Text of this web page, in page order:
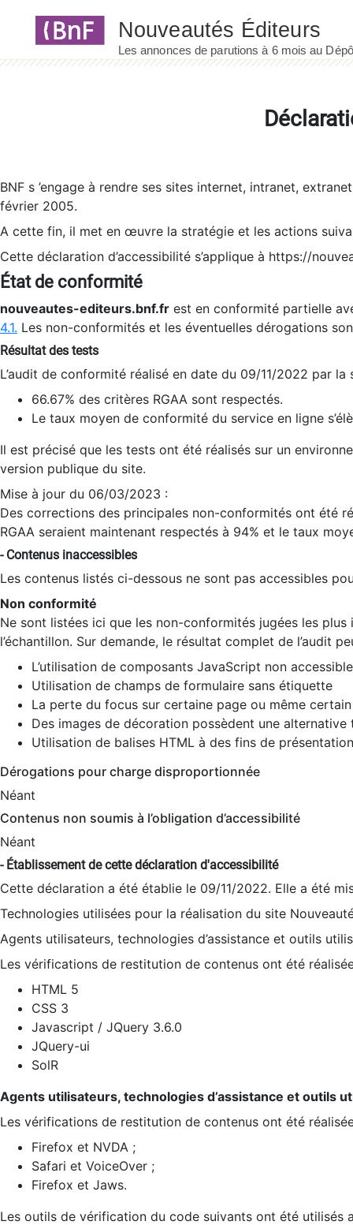
BNF s ’engage à rendre ses sites internet, intranet,
février 2005.
A cette fin, il met en œuvre la stratégie et les actions
Cette déclaration d’accessibilité s’applique à https://
État de conformité
nouveautes-editeurs.bnf.fr est en conformité partielle
4.1. Les non-conformités et les éventuelles dérogations
Résultat des tests
L’audit de conformité réalisé en date du 09/11/2022 par
66.67% des critères RGAA sont respectés.
Le taux moyen de conformité du service en ligne
Il est précisé que les tests ont été réalisés sur un
version publique du site.
Mise à jour du 06/03/2023 :
Des corrections des principales non-conformités ont été
RGAA seraient maintenant respectés à 94% et le taux
- Contenus inaccessibles
Les contenus listés ci-dessous ne sont pas accessibles
Non conformité
Ne sont listées ici que les non-conformités jugées les
l’échantillon. Sur demande, le résultat complet de l’audit
L’utilisation de composants JavaScript non
Utilisation de champs de formulaire sans étiquette
La perte du focus sur certaine page ou même
Des images de décoration possèdent une alternative
Utilisation de balises HTML à des fins de
Dérogations pour charge disproportionnée
Néant
Contenus non soumis à l’obligation d’accessibilité
Néant
- Établissement de cette déclaration d'accessibilité
Cette déclaration a été établie le 09/11/2022. Elle a été
Technologies utilisées pour la réalisation du site
Agents utilisateurs, technologies d’assistance et outils
Les vérifications de restitution de contenus ont été
HTML 5
CSS 3
Javascript / JQuery 3.6.0
JQuery-ui
SolR
Agents utilisateurs, technologies d’assistance et outils
Les vérifications de restitution de contenus ont été
Firefox et NVDA ;
Safari et VoiceOver ;
Firefox et Jaws.
Les outils de vérification du code suivants ont été utilisés